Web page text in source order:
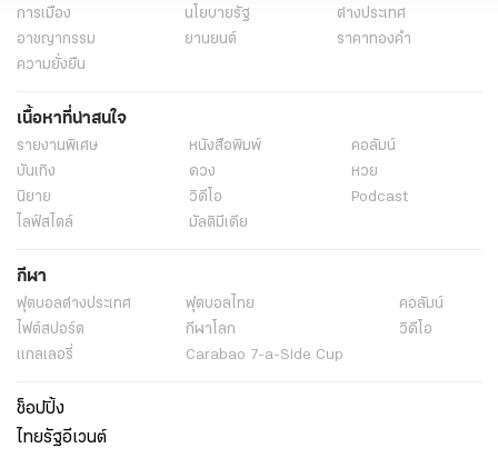
การเมือง
นโยบายรัฐ
ต่างประเทศ
อาชญากรรม
ยานยนต์
ราคาทองคำ
ความยั่งยืน
เนื้อหาที่น่าสนใจ
รายงานพิเศษ หนังสือพิมพ์
คอลัมน์
บันเทิง
ดวง
หวย
นิยาย
วิดีโอ
Podcast
ไลฟ์สไตล์
มัลติมีเดีย
กีฬา
ฟุตบอลต่่างประเทศ ฟุตบอลไทย
คอลัมน์
ไฟต์สปอร์ต
กีฬาโลก
วิดีโอ
แกลเลอรี่
Carabao 7-a-Side Cup
ช็อปปิ้ง
ไทยรัฐอีเวนต์